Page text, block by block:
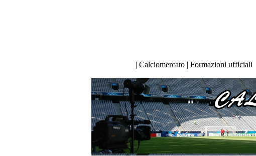
| Calciomercato | Formazioni ufficiali